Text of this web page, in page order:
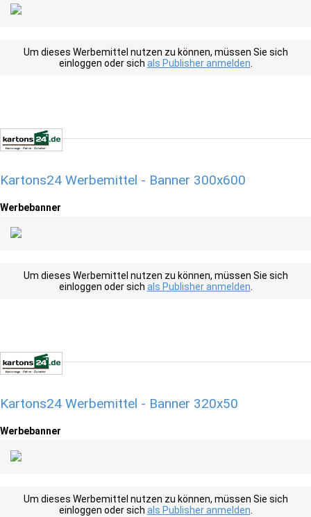
Um dieses Werbemittel nutzen zu können, müssen Sie sich
einloggen oder sich als Publisher anmelden
Kartons24 Werbemittel - Banner 300x600
Werbebanner
Um dieses Werbemittel nutzen zu können, müssen Sie sich
einloggen oder sich als Publisher anmelden
Kartons24 Werbemittel - Banner 320x50
Werbebanner
Um dieses Werbemittel nutzen zu können, müssen Sie sich
einloggen oder sich als Publisher anmelden